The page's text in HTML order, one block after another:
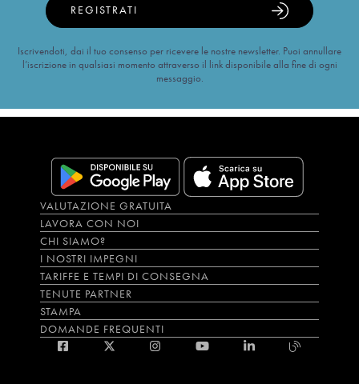
REGISTRATI
Iscrivendoti, dai il tuo consenso per ricevere le nostre newsletter. Puoi annullare
l’iscrizione in qualsiasi momento attraverso il link disponibile alla fine di ogni
messaggio.
VALUTAZIONE GRATUITA
LAVORA CON NOI
CHI SIAMO?
I NOSTRI IMPEGNI
TARIFFE E TEMPI DI CONSEGNA
TENUTE PARTNER
STAMPA
DOMANDE FREQUENTI